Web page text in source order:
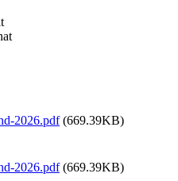
2026.pdf(669.39KB)
2026.pdf(669.39KB)